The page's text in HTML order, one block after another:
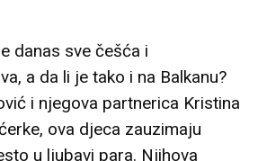
danas sve češća i
a da li je tako i na Balkanu?
i njegova partnerica Kristina
ova djeca zauzimaju
u ljubavi para. Njihova